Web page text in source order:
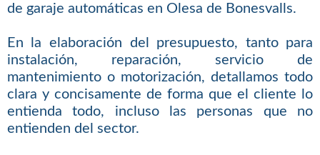
de garaje automáticas en Olesa de Bonesvalls.
En la elaboración del presupuesto, tanto para
instalación, reparación, servicio de
mantenimiento o motorización, detallamos todo
clara y concisamente de forma que el cliente lo
entienda todo, incluso las personas que no
entienden del sector.